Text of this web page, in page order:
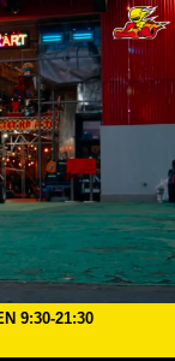
9:30-21:30